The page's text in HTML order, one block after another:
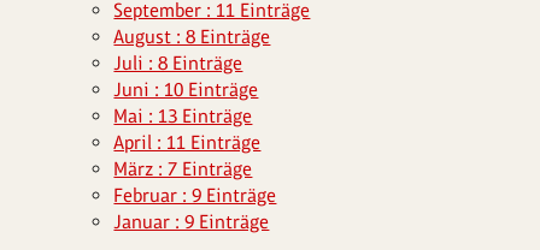
September : 11 Einträge
August : 8 Einträge
Juli : 8 Einträge
Juni : 10 Einträge
Mai : 13 Einträge
April : 11 Einträge
März : 7 Einträge
Februar : 9 Einträge
Januar : 9 Einträge